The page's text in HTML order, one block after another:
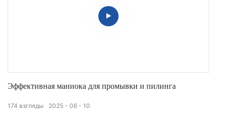
Эффективная маниока для промывки и пилинга
2025 06 10
174 взгляды